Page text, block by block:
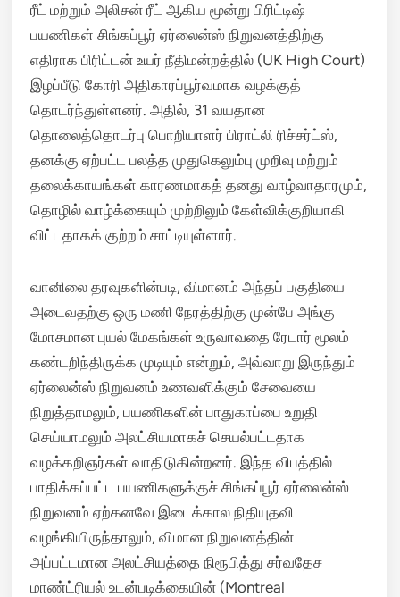
ரீட் மற்றும் அலிசன் ரீட் ஆகிய மூன்று பிரிட்டிஷ்
பயணிகள் சிங்கப்பூர் ஏர்லைன்ஸ் நிறுவனத்திற்கு
எதிராக பிரிட்டன் உயர் நீதிமன்றத்தில் (UK High Court)
இழப்பீடு கோரி அதிகாரப்பூர்வமாக வழக்குத்
தொடர்ந்துள்ளனர். அதில், 31 வயதான
தொலைத்தொடர்பு பொறியாளர் பிராட்லி ரிச்சர்ட்ஸ்,
தனக்கு ஏற்பட்ட பலத்த முதுகெலும்பு முறிவு மற்றும்
தலைக்காயங்கள் காரணமாகத் தனது வாழ்வாதாரமும்,
தொழில் வாழ்க்கையும் முற்றிலும் கேள்விக்குறியாகி
விட்டதாகக் குற்றம் சாட்டியுள்ளார்.
வானிலை தரவுகளின்படி, விமானம் அந்தப் பகுதியை
அடைவதற்கு ஒரு மணி நேரத்திற்கு முன்பே அங்கு
மோசமான புயல் மேகங்கள் உருவாவதை ரேடார் மூலம்
கண்டறிந்திருக்க முடியும் என்றும், அவ்வாறு இருந்தும்
ஏர்லைன்ஸ் நிறுவனம் உணவளிக்கும் சேவையை
நிறுத்தாமலும், பயணிகளின் பாதுகாப்பை உறுதி
செய்யாமலும் அலட்சியமாகச் செயல்பட்டதாக
வழக்கறிஞர்கள் வாதிடுகின்றனர். இந்த விபத்தில்
பாதிக்கப்பட்ட பயணிகளுக்குச் சிங்கப்பூர் ஏர்லைன்ஸ்
நிறுவனம் ஏற்கனவே இடைக்கால நிதியுதவி
வழங்கியிருந்தாலும், விமான நிறுவனத்தின்
அப்பட்டமான அலட்சியத்தை நிரூபித்து சர்வதேச
மாண்ட்ரியல் உடன்படிக்கையின் (Montreal